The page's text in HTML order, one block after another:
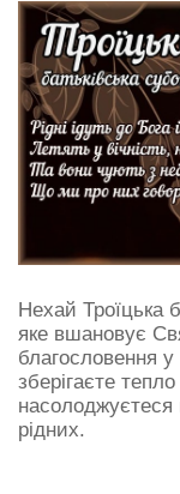
Нехай Троїцька
яке вшановує
благословення
зберігаєте
рідних.